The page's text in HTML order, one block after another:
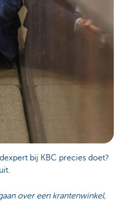
bij KBC precies doet?
over een krantenwinkel,